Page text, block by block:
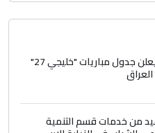
الاتحاد الخليجي يعلن جدول مباريات "خليجي 27"
من خدمات قسم التنمية